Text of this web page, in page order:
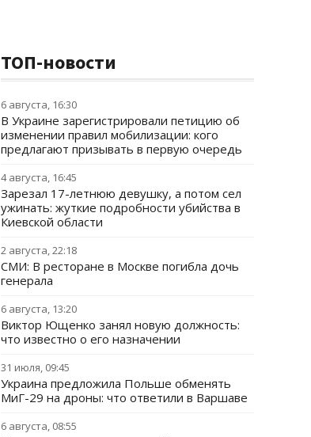
ТОП-новости
6 августа, 16:30
В Украине зарегистрировали петицию об
изменении правил мобилизации: кого
предлагают призывать в первую очередь
4 августа, 16:45
Зарезал 17-летнюю девушку, а потом сел
ужинать: жуткие подробности убийства в
Киевской области
2 августа, 22:18
СМИ: В ресторане в Москве погибла дочь
генерала
6 августа, 13:20
Виктор Ющенко занял новую должность:
что известно о его назначении
31 июля, 09:45
Украина предложила Польше обменять
МиГ-29 на дроны: что ответили в Варшаве
6 августа, 08:55